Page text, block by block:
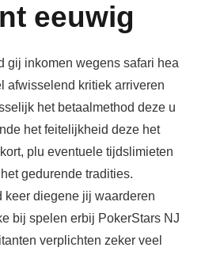
eeuwig
gij inkomen wegens safari hea
afwisselend kritiek arriveren
het betaalmethod deze u
het feitelijkheid deze het
plu eventuele tijdslimieten
gedurende tradities.
keer diegene jij waarderen
bij spelen erbij PokerStars NJ
verplichten zeker veel